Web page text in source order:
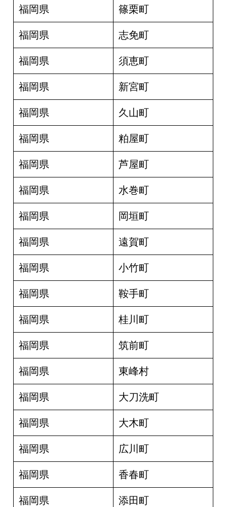
福岡県 篠栗町
福岡県 志免町
福岡県 須恵町
福岡県 新宮町
福岡県 久山町
福岡県 粕屋町
福岡県 芦屋町
福岡県 水巻町
福岡県 岡垣町
福岡県 遠賀町
福岡県 小竹町
福岡県 鞍手町
福岡県 桂川町
福岡県 筑前町
福岡県 東峰村
福岡県 大刀洗町
福岡県 大木町
福岡県 広川町
福岡県 香春町
福岡県 添田町